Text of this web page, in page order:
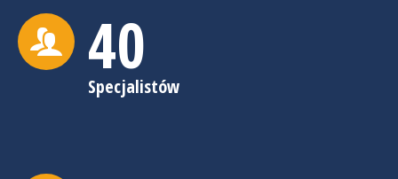
40
Specjalistów